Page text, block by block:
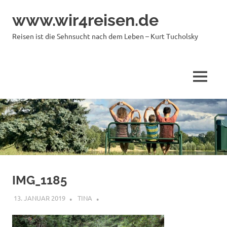
Inhaltwww.wir4reisen.de
Reisen ist die Sehnsucht nach dem Leben – Kurt Tucholsky
MENÜ
IMG_1185
13. JANUAR 2019 TINA